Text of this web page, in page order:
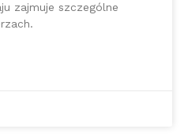
zajmuje szczególne